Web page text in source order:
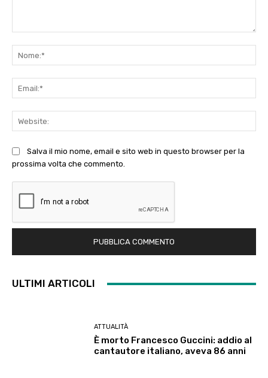
Salva il mio nome, email e sito web in questo browser per la
prossima volta che commento.
ULTIMI ARTICOLI
ATTUALITÀ
È morto Francesco Guccini: addio al
cantautore italiano, aveva 86 anni